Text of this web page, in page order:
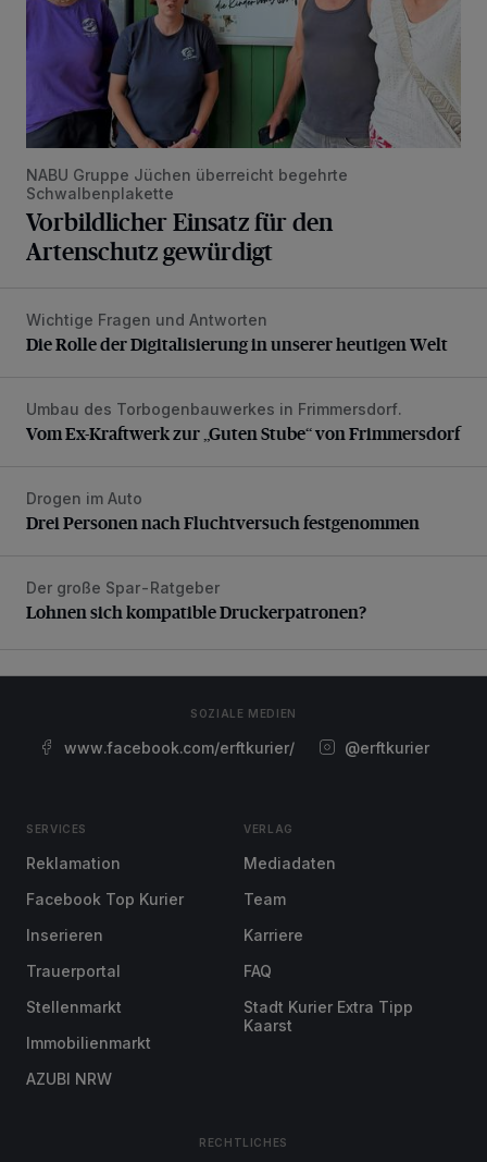
NABU Gruppe Jüchen überreicht begehrte
Schwalbenplakette
Vorbildlicher Einsatz für den
Artenschutz gewürdigt
Die Rolle der Digitalisierung in unserer heutigen Welt
Wichtige Fragen und Antworten
Die Rolle der Digitalisierung in unserer heutigen Welt
Vom Ex-Kraftwerk zur „Guten Stube“ von Frimmersdorf
Umbau des Torbogenbauwerkes in Frimmersdorf.
Vom Ex-Kraftwerk zur „Guten Stube“ von Frimmersdorf
Drei Personen nach Fluchtversuch festgenommen
Drogen im Auto
Drei Personen nach Fluchtversuch festgenommen
Lohnen sich kompatible Druckerpatronen?
Der große Spar-Ratgeber
Lohnen sich kompatible Druckerpatronen?
SOZIALE MEDIEN
www.facebook.com/erftkurier/ @erftkurier
SERVICES
Reklamation
Facebook Top Kurier
Inserieren
Trauerportal
Stellenmarkt
Immobilienmarkt
AZUBI NRW
VERLAG
Mediadaten
Team
Karriere
FAQ
Stadt Kurier Extra Tipp
Kaarst
RECHTLICHES